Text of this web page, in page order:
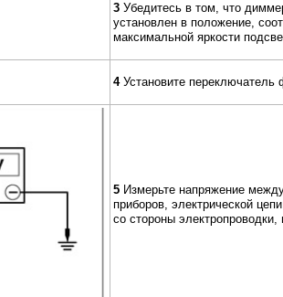
3 Убедитесь в том, что
установлен в положение,
максимальной яркости
4 Установите
5 Измерьте напряжение
приборов, электрической
со стороны электропроводки,